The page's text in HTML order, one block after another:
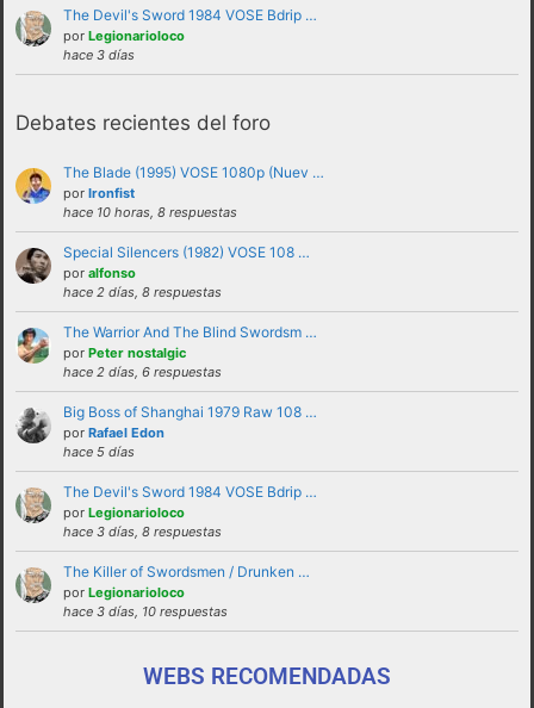
No se debe hacer apología de la violencia, ni
de forma verbal ni mostrando insignias,
banderas o similares que puedan
No trasladar a los foros discusiones a nivel
personal con otros usuarios.Estas deben ser
solucionadas en privado y no haciendo
partícipes al resto de personas del foro.
No revelar ni hacer público en el foro la
identidad o datos personales de ningún
participante sin su consentimiento, como por
ejemplo direcciones de email, ip’s externas,
etc
No enviar a los foros mensajes repetitivos
En el Lenguaje web, escribir con letras
mayusculas equivale a gritar, si no es esa su
intención sugerimos que lo evite.
Cualquier usuario que altere el buen
funcionamiento del foro mediante reiteradas
quejas, desprecio a los moderadores y/o a la
administración o las normas de uso del foro
The Devil's Sword 1984 VOSE Bdrip …
por Legionarioloco
hace 3 días
Debates recientes del foro
The Blade (1995) VOSE 1080p (Nuev …
por Ironfist
hace 10 horas, 8 respuestas
Special Silencers (1982) VOSE 108 …
por alfonso
hace 2 días, 8 respuestas
The Warrior And The Blind Swordsm …
por Peter nostalgic
hace 2 días, 6 respuestas
Big Boss of Shanghai 1979 Raw 108 …
por Rafael Edon
hace 5 días
The Devil's Sword 1984 VOSE Bdrip …
por Legionarioloco
hace 3 días, 8 respuestas
The Killer of Swordsmen / Drunken …
por Legionarioloco
hace 3 días, 10 respuestas
WEBS RECOMENDADAS